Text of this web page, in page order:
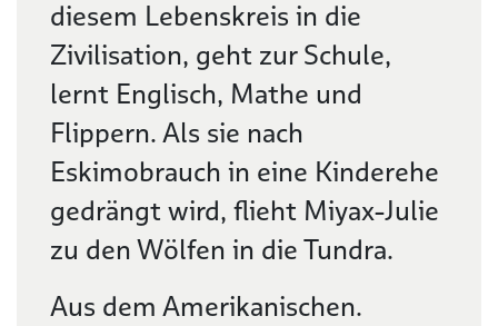
diesem Lebenskreis in die
Zivilisation, geht zur Schule,
lernt Englisch, Mathe und
Flippern. Als sie nach
Eskimobrauch in eine Kinderehe
gedrängt wird, flieht Miyax-Julie
zu den Wölfen in die Tundra.
Aus dem Amerikanischen.